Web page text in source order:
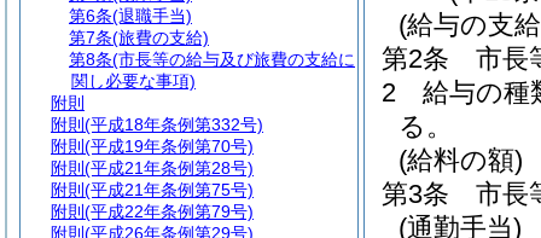
(給与の支
第2条
市長
2
給与の種
る。
(給料の額)
第3条
市長
(通勤手当)
第6条(退職手当)
第7条(旅費の支給)
第8条(市長等の給与及び旅費の支給に
関し必要な事項)
附則
附則 (平成18年条例第332号)
附則 (平成19年条例第70号)
附則 (平成21年条例第28号)
附則 (平成21年条例第75号)
附則 (平成22年条例第79号)
附則 (平成26年条例第29号)